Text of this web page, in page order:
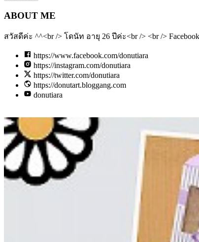
ABOUT ME
สวัสดีค่ะ ^^<br /> โดนัท อายุ 26 ปีค่ะ<br /> <br /> Facebook
https://www.facebook.com/donutiara
https://instagram.com/donutiara
https://twitter.com/donutiara
https://donutart.bloggang.com
donutiara